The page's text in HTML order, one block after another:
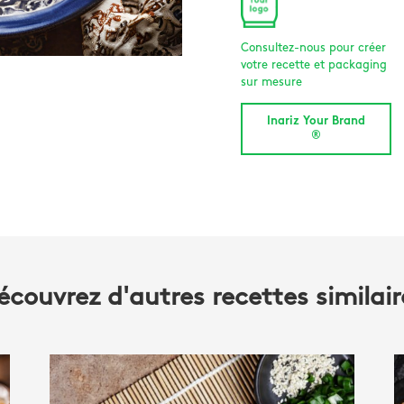
Consultez-nous pour créer
votre recette et packaging
sur mesure
Inariz Your Brand
®
d'autres recettes